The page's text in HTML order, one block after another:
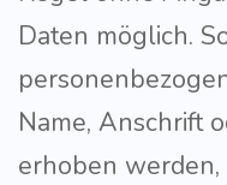
Daten möglich.
Name, Anschrift
erhoben